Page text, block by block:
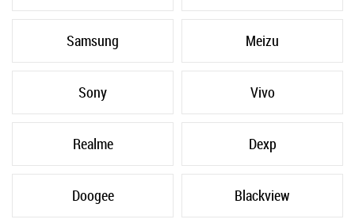
Samsung Meizu
Sony Vivo
Realme Dexp
Doogee Blackview